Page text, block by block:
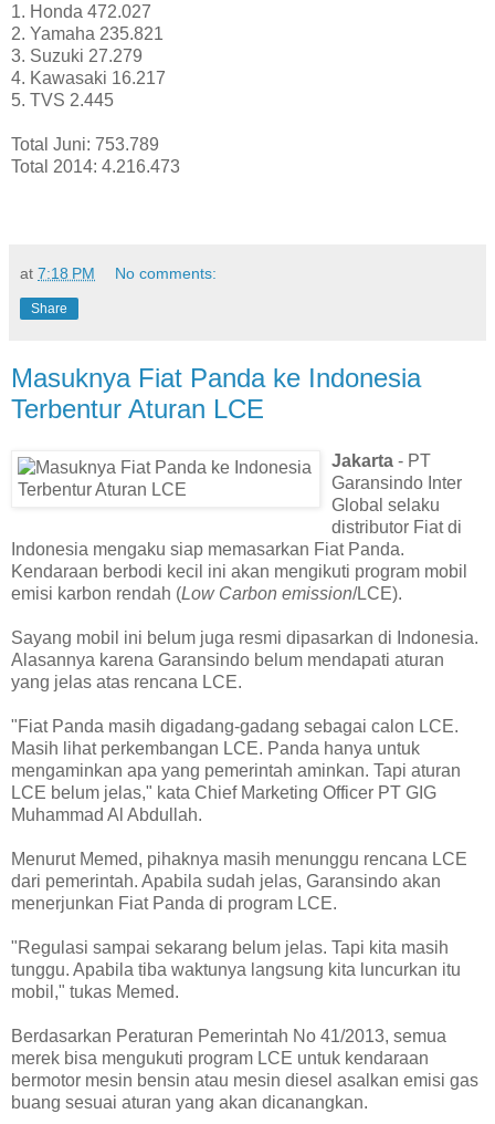
1. Honda 472.027
2. Yamaha 235.821
3. Suzuki 27.279
4. Kawasaki 16.217
5. TVS 2.445
Total Juni: 753.789
Total 2014: 4.216.473
at 7:18 PM No comments:
Share
Masuknya Fiat Panda ke Indonesia
Terbentur Aturan LCE
Jakarta - PT
Garansindo Inter
Global selaku
distributor Fiat di
Indonesia mengaku siap memasarkan Fiat Panda.
Kendaraan berbodi kecil ini akan mengikuti program mobil
emisi karbon rendah (Low Carbon emission/LCE).
Sayang mobil ini belum juga resmi dipasarkan di Indonesia.
Alasannya karena Garansindo belum mendapati aturan
yang jelas atas rencana LCE.
"Fiat Panda masih digadang-gadang sebagai calon LCE.
Masih lihat perkembangan LCE. Panda hanya untuk
mengaminkan apa yang pemerintah aminkan. Tapi aturan
LCE belum jelas," kata Chief Marketing Officer PT GIG
Muhammad Al Abdullah.
Menurut Memed, pihaknya masih menunggu rencana LCE
dari pemerintah. Apabila sudah jelas, Garansindo akan
menerjunkan Fiat Panda di program LCE.
"Regulasi sampai sekarang belum jelas. Tapi kita masih
tunggu. Apabila tiba waktunya langsung kita luncurkan itu
mobil," tukas Memed.
Berdasarkan Peraturan Pemerintah No 41/2013, semua
merek bisa mengukuti program LCE untuk kendaraan
bermotor mesin bensin atau mesin diesel asalkan emisi gas
buang sesuai aturan yang akan dicanangkan.